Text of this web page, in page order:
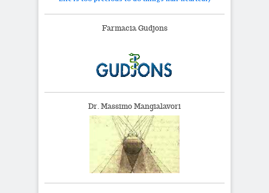
Farmacia Gudjons
Dr. Massimo Mangialavori